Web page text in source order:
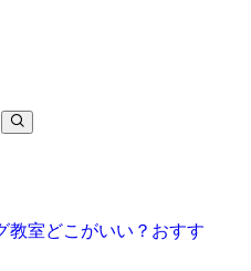
教室どこがいい？おすす